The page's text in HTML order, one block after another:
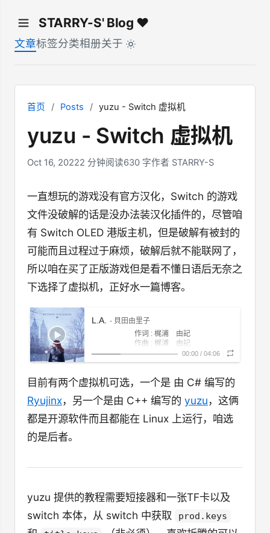
STARRY-S' Blog ♥
文章标签分类相册关于
首页 / Posts / yuzu - Switch 虚拟机
yuzu - Switch 虚拟机
Oct 16, 20222 分钟阅读630 字作者 STARRY-S
一直想玩的游戏没有官方汉化，Switch 的游戏
文件没破解的话是没办法装汉化插件的，尽管咱
有 Switch OLED 港版主机，但是破解有被封的
可能而且过程过于麻烦，破解后就不能联网了，
所以咱在买了正版游戏但是看不懂日语后无奈之
下选择了虚拟机，正好水一篇博客。
L.A.
- 貝田由里子
作词 : 梶浦 由記
作曲 : 梶浦 由記
amaritai mideya
sastiya daiya miya
sadora
sastimo laiso miya
madora
ifiliya santari konsora
ifita miya
santariya martarimi, adiya
ifiliya sorta diya
00:00 / 04:06
目前有两个虚拟机可选，一个是 由 C# 编写的
Ryujinx，另一个是由 C++ 编写的 yuzu，这俩
都是开源软件而且都能在 Linux 上运行，咱选
的是后者。
yuzu 提供的教程需要短接器和一张TF卡以及
switch 本体，从 switch 中获取
prod.keys